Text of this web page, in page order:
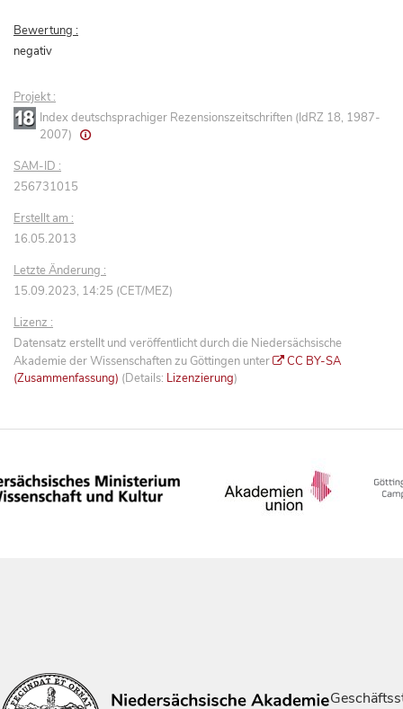
Bewertung :
negativ
Projekt :
Index deutschsprachiger Rezensionszeitschriften (IdRZ 18, 1987-
2007)
SAM-ID :
256731015
Erstellt am :
16.05.2013
Letzte Änderung :
15.09.2023, 14:25 (CET/MEZ)
Lizenz :
Datensatz erstellt und veröffentlicht durch die Niedersächsische
Akademie der Wissenschaften zu Göttingen unter
CC BY-SA
(Zusammenfassung) (Details: Lizenzierung)